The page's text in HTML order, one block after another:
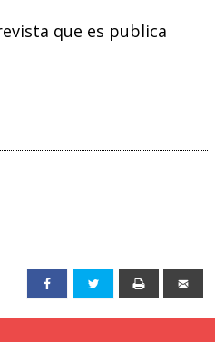
que es publica
Facebook Twitter